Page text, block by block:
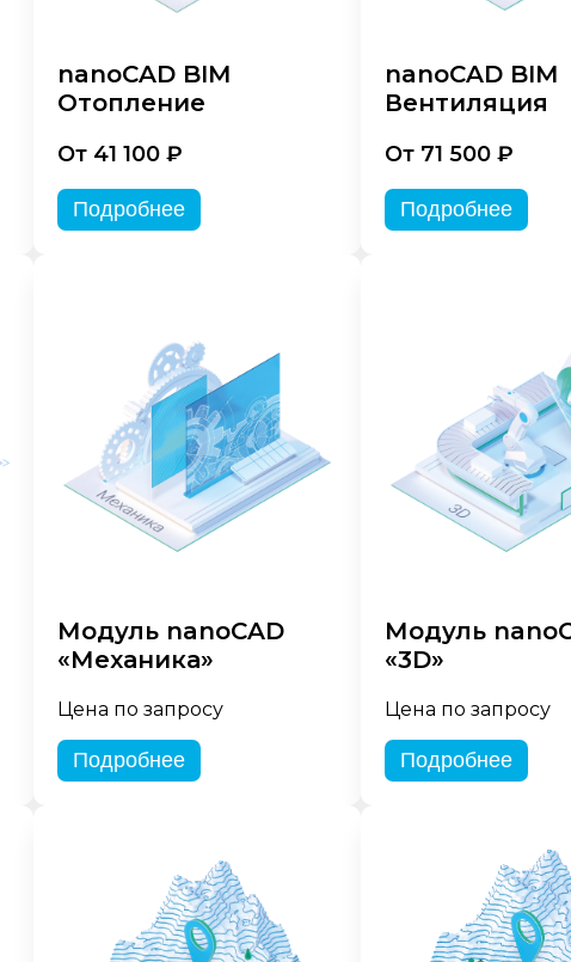
nanoCAD BIM
Отопление
От 41 100 ₽
Подробнее
nanoCAD BIM
Вентиляция
От 71 500 ₽
Подробнее
Модуль nanoCAD
«Механика»
Цена по запросу
Подробнее
Модуль
«3D»
Цена по запросу
Подробнее